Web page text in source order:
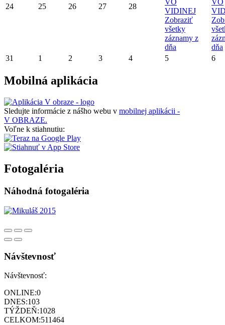
24 25 26 27 28
VIDINEJ
Zobraziť
všetky
záznamy z
dňa
dňa
31
1 2 3 4 5 6
Mobilná aplikácia
Sledujte informácie z nášho webu v mobilnej aplikácii -
V OBRAZE.
Voľne k stiahnutiu:
Fotogaléria
Náhodná fotogaléria
Návštevnosť
Návštevnosť:
ONLINE:0
DNES:103
TÝŽDEŇ:1028
CELKOM:511464